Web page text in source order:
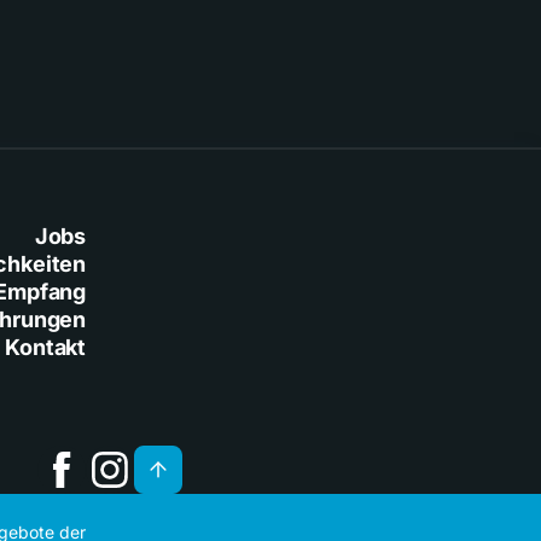
Jobs
Kontakt
der